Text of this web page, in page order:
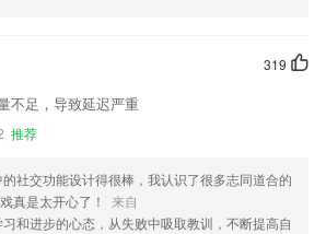
319
不足，导致延迟严重
推荐
的社交功能设计得很棒，我认识了很多志同道合的
真是太开心了！
来自
习和进步的心态，从失败中吸取教训，不断提高自